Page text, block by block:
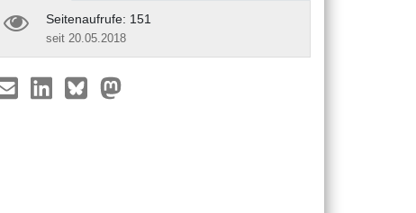
Seitenaufrufe: 151
seit 20.05.2018